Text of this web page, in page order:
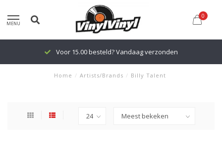
MENU
0
Voor 15.00 besteld? Vandaag verzonden
Home / Artists/Brands / Billy Talent